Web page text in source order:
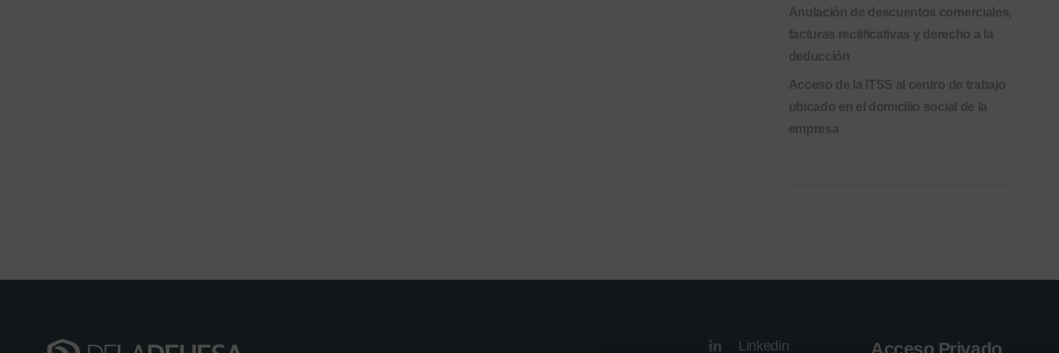
Anulación de descuentos comerciales,
facturas rectificativas y derecho a la
deducción
Acceso de la ITSS al centro de trabajo
ubicado en el domicilio social de la
empresa
Linkedin